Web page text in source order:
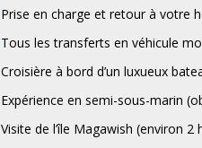
Prise en charge et retour à votre
Tous les transferts en véhicule
Croisière à bord d’un luxueux
Expérience en semi-sous-marin
Visite de l’île Magawish (environ 2